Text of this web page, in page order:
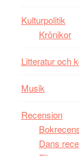
Kulturpolitik
Krönikor
Litteratur och
Musik
Recension
Dans